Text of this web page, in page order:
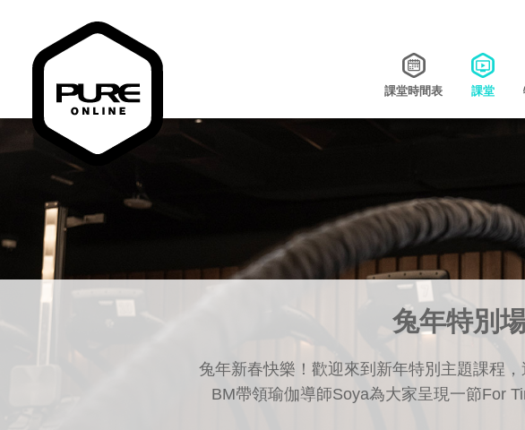
課堂時間表 課堂
兔年特別
兔年新春快樂！歡迎來到新年特別主題課程
BM帶領瑜伽導師Soya為大家呈現一節For